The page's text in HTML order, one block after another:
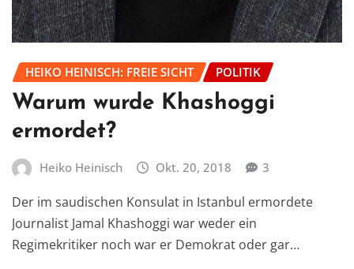
HEIKO HEINISCH: FREIE SICHT POLITIK
Warum wurde Khashoggi
ermordet?
Heiko Heinisch Okt. 20, 2018 3
Der im saudischen Konsulat in Istanbul ermordete
Journalist Jamal Khashoggi war weder ein
Regimekritiker noch war er Demokrat oder gar…